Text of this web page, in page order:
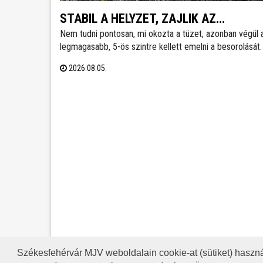
Székesfehérvár MJV weboldalain cookie-at (sütiket)
STABIL A HELYZET, ZAJLIK AZ
UTÓMUNKA
Nem tudni pontosan, mi okozta a tüzet, azonban végül
legmagasabb, 5-ös szintre kellett emelni a
kockázatott jelentett - tájékoztatott közösségi oldalán
2026.08.05.
RSS A HONLAP 2017.03.31-I